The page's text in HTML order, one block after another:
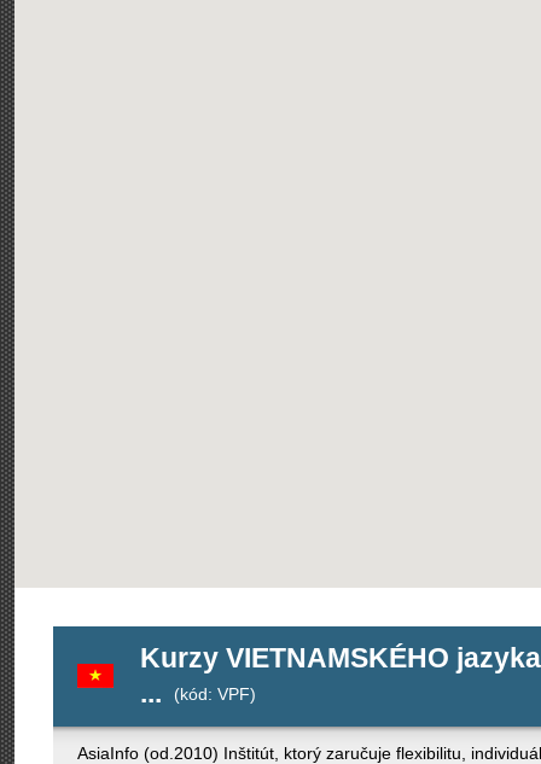
Kurzy VIETNAMSKÉHO
...
(kód: VPF)
AsiaInfo (od.2010) Inštitút, ktorý zaručuje flexibilitu,